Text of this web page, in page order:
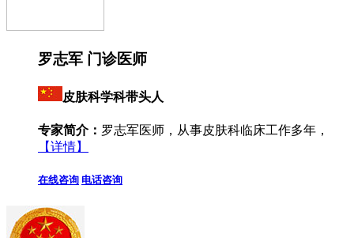
罗志军 门诊医师
皮肤科学科带头人
专家简介： 罗志军医师，从事皮肤科临床工作多年，
【详情】
在线咨询 电话咨询